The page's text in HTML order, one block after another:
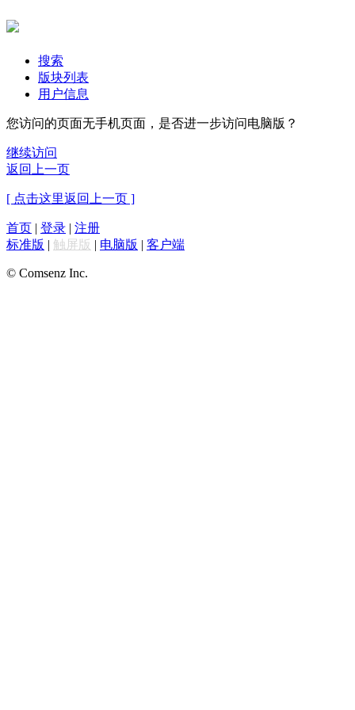
搜索
版块列表
用户信息
您访问的页面无手机页面，是否进一步访问电脑版？
继续访问
返回上一页
[ 点击这里返回上一页 ]
首页 | 登录 | 注册
标准版 | 触屏版 | 电脑版 | 客户端
© Comsenz Inc.